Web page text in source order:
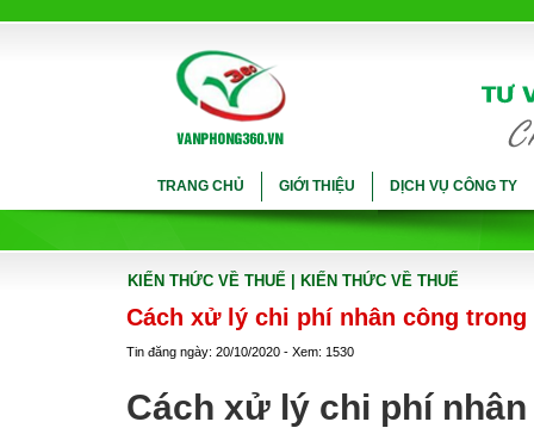
TRANG CHỦ GIỚI THIỆU DỊCH VỤ CÔNG TY
KIẾN THỨC VỀ THUẾ | KIẾN THỨC VỀ THUẾ
Cách xử lý chi phí nhân công trong
Tin đăng ngày: 20/10/2020 - Xem: 1530
Cách xử lý chi phí